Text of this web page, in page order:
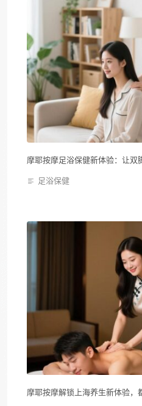
摩耶按摩足浴保健新体验：让双
足浴保健
摩耶按摩解锁上海养生新体验，